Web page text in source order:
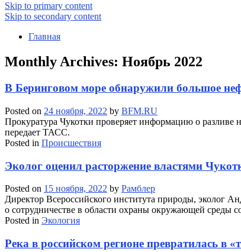
Skip to primary content
Skip to secondary content
Главная
Monthly Archives: Ноябрь 2022
В Беринговом море обнаружили большое
Posted on 24 ноября, 2022 by BFM.RU
Прокуратура Чукотки проверяет информацию о разливе
передает ТАСС.
Posted in Происшествия
Эколог оценил расторжение властями
Posted on 15 ноября, 2022 by Рамблер
Директор Всероссийского института природы, эколог
о сотрудничестве в области охраны окружающей
Posted in Экология
Река в российском регионе превратилась в